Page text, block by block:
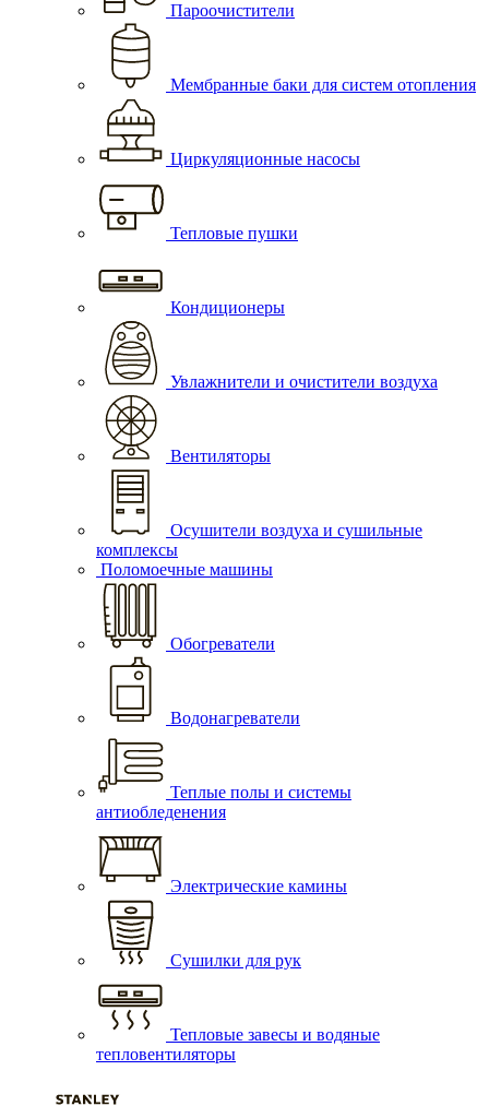
Пароочистители
Мембранные баки для систем отопления
Циркуляционные насосы
Тепловые пушки
Кондиционеры
Увлажнители и очистители воздуха
Вентиляторы
Осушители воздуха и сушильные
комплексы
Поломоечные машины
Обогреватели
Водонагреватели
Теплые полы и системы
антиобледенения
Электрические камины
Сушилки для рук
Тепловые завесы и водяные
тепловентиляторы